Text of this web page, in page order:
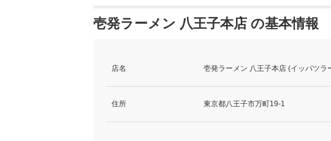
壱発ラーメン 八王子本店 の基本情報
店名 壱発ラーメン 八王子本店 (イッパツラ
住所 東京都八王子市万町19-1